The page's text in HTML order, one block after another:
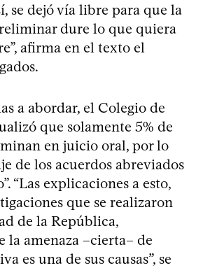
se dejó vía libre para que la
dure lo que quiera
afirma en el texto el
a abordar, el Colegio de
que solamente 5% de
en juicio oral, por lo
de los acuerdos abreviados
“Las explicaciones a esto,
que se realizaron
de la República,
la amenaza –cierta– de
es una de sus causas”, se